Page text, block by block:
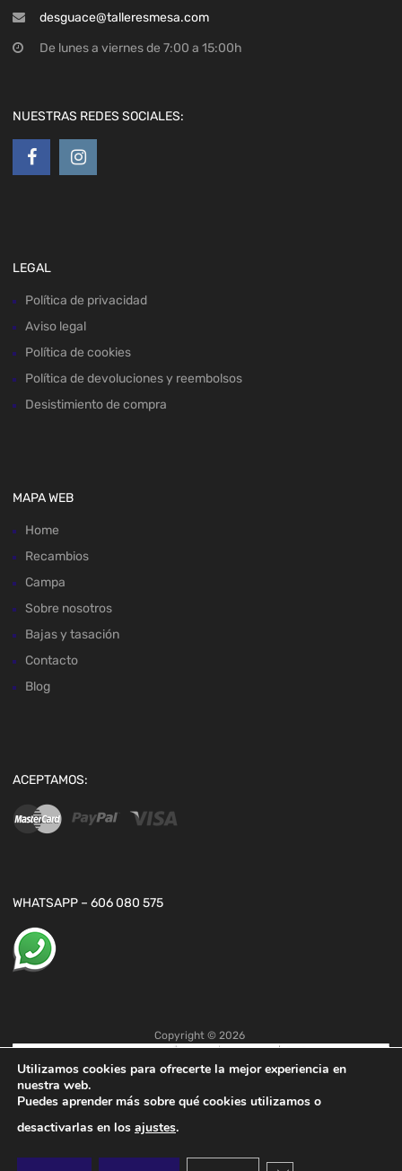
desguace@talleresmesa.com
De lunes a viernes de 7:00 a 15:00h
NUESTRAS REDES SOCIALES:
LEGAL
Política de privacidad
Aviso legal
Política de cookies
Política de devoluciones y reembolsos
Desistimiento de compra
MAPA WEB
Home
Recambios
Campa
Sobre nosotros
Bajas y tasación
Contacto
Blog
ACEPTAMOS:
WHATSAPP – 606 080 575
Copyright © 2026
Utilizamos cookies para ofrecerte la mejor experiencia en
nuestra web.
Puedes aprender más sobre qué cookies utilizamos o
desactivarlas en los ajustes.